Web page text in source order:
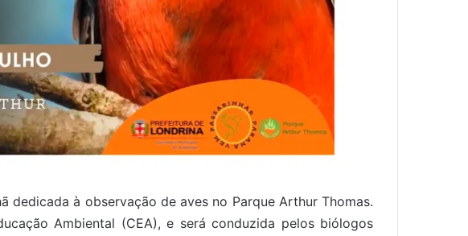
dedicada à observação de aves no Parque Arthur Thomas.
Ambiental (CEA), e será conduzida pelos biólogos